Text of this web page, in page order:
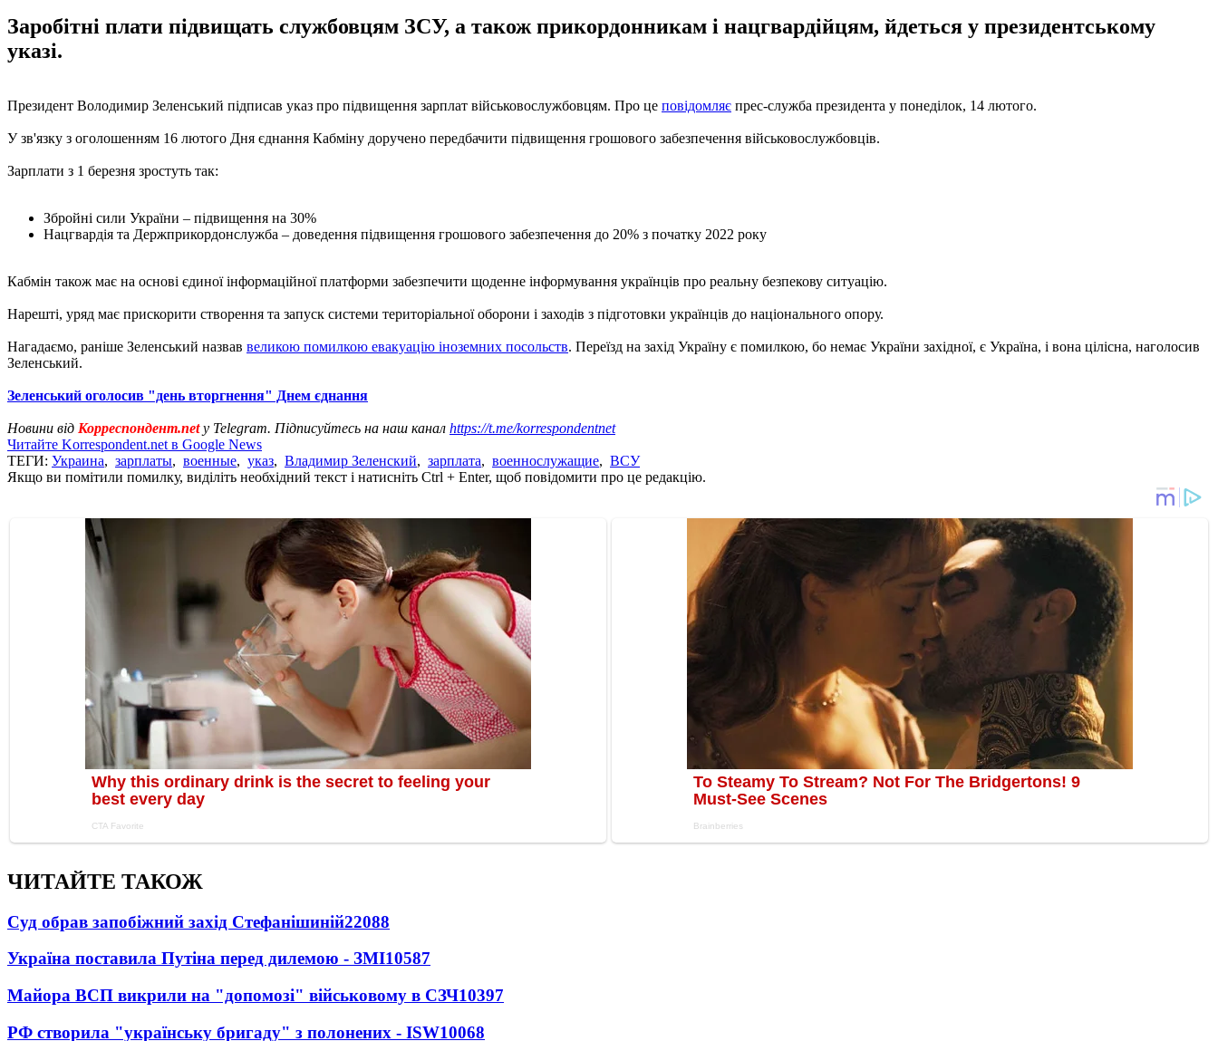
Заробітні плати підвищать службовцям ЗСУ, а також прикордонникам і нацгвардійцям, йдеться у президентському
указі.
Президент Володимир Зеленський підписав указ про підвищення зарплат військовослужбовцям. Про це повідомляє прес-служба президента у понеділок, 14 лютого.
У зв'язку з оголошенням 16 лютого Дня єднання Кабміну доручено передбачити підвищення грошового забезпечення військовослужбовців.
Зарплати з 1 березня зростуть так:
Збройні сили України – підвищення на 30%
Нацгвардія та Держприкордонслужба – доведення підвищення грошового забезпечення до 20% з початку 2022 року
Кабмін також має на основі єдиної інформаційної платформи забезпечити щоденне інформування українців про реальну безпекову ситуацію.
Нарешті, уряд має прискорити створення та запуск системи територіальної оборони і заходів з підготовки українців до національного опору.
Нагадаємо, раніше Зеленський назвав великою помилкою евакуацію іноземних посольств. Переїзд на захід Україну є помилкою, бо немає України західної, є Україна, і вона цілісна, наголосив
Зеленський.
Зеленський оголосив "день вторгнення" Днем єднання
Новини від Корреспондент.netу Telegram. Підписуйтесь на наш канал https://t.me/korrespondentnet
Читайте Korrespondent.net в Google News
ТЕГИ: Украина, зарплаты, военные, указ, Владимир Зеленский, зарплата, военнослужащие, ВСУ
Якщо ви помітили помилку, виділіть необхідний текст і натисніть Ctrl + Enter, щоб повідомити про це редакцію.
ЧИТАЙТЕ ТАКОЖ
Суд обрав запобіжний захід Стефанішиній22088
Україна поставила Путіна перед дилемою - ЗМІ10587
Майора ВСП викрили на "допомозі" військовому в СЗЧ10397
РФ створила "українську бригаду" з полонених - ISW10068